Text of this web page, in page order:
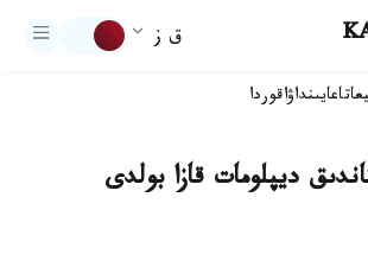
ق ز
تاعايىنداۋاقوردا
ديپلومات قازا بولدى